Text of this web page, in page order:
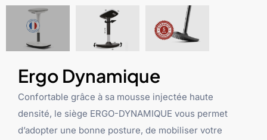
Ergo Dynamique
Confortable grâce à sa mousse injectée haute
densité, le siège ERGO-DYNAMIQUE vous permet
d’adopter une bonne posture, de mobiliser votre